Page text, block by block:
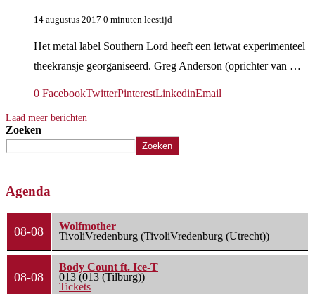
14 augustus 2017 0 minuten leestijd
Het metal label Southern Lord heeft een ietwat experimenteel
theekransje georganiseerd. Greg Anderson (oprichter van …
0 FacebookTwitterPinterestLinkedinEmail
Laad meer berichten
Zoeken
Zoeken
Agenda
08-08
Wolfmother
TivoliVredenburg (TivoliVredenburg (Utrecht))
08-08
Body Count ft. Ice-T
013 (013 (Tilburg))
Tickets